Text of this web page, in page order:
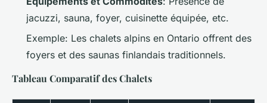
jacuzzi, sauna, foyer, cuisinette équipée, etc.
Exemple: Les chalets alpins en Ontario offrent des
foyers et des saunas finlandais traditionnels.
Tableau Comparatif des Chalets